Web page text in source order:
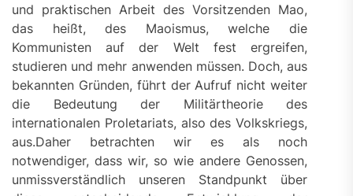
und praktischen Arbeit des Vorsitzenden Mao,
das heißt, des Maoismus, welche die
Kommunisten auf der Welt fest ergreifen,
studieren und mehr anwenden müssen. Doch, aus
bekannten Gründen, führt der Aufruf nicht weiter
die Bedeutung der Militärtheorie des
internationalen Proletariats, also des Volkskriegs,
aus.Daher betrachten wir es als noch
notwendiger, dass wir, so wie andere Genossen,
unmissverständlich unseren Standpunkt über